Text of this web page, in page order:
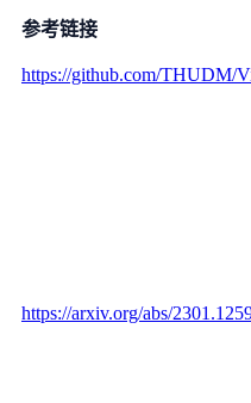
参考链接
https://github.com/THUDM/
https://arxiv.org/abs/